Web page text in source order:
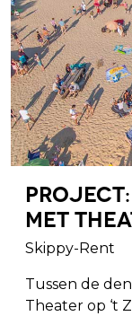
Project:
met
Skippy-Rent
Tussen de
Theater op ‘t